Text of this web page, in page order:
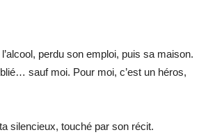
perdu son emploi, puis sa maison.
sauf moi. Pour moi, c’est un héros,
silencieux, touché par son récit.